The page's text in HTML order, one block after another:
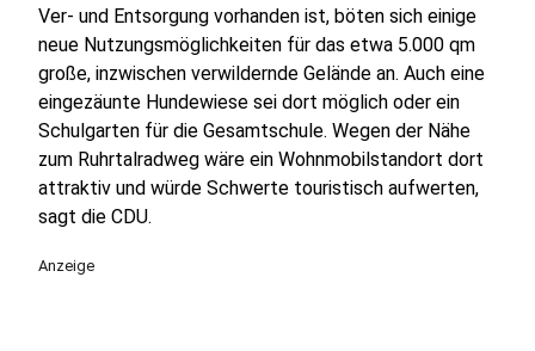
Ver- und Entsorgung vorhanden ist, böten sich einige
neue Nutzungsmöglichkeiten für das etwa 5.000 qm
große, inzwischen verwildernde Gelände an. Auch eine
eingezäunte Hundewiese sei dort möglich oder ein
Schulgarten für die Gesamtschule. Wegen der Nähe
zum Ruhrtalradweg wäre ein Wohnmobilstandort dort
attraktiv und würde Schwerte touristisch aufwerten,
sagt die CDU.
Anzeige